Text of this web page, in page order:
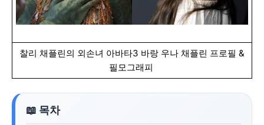
찰리 채플린의 외손녀 아바타3 바랑 우나 채플린 프로필 &
필모그래피